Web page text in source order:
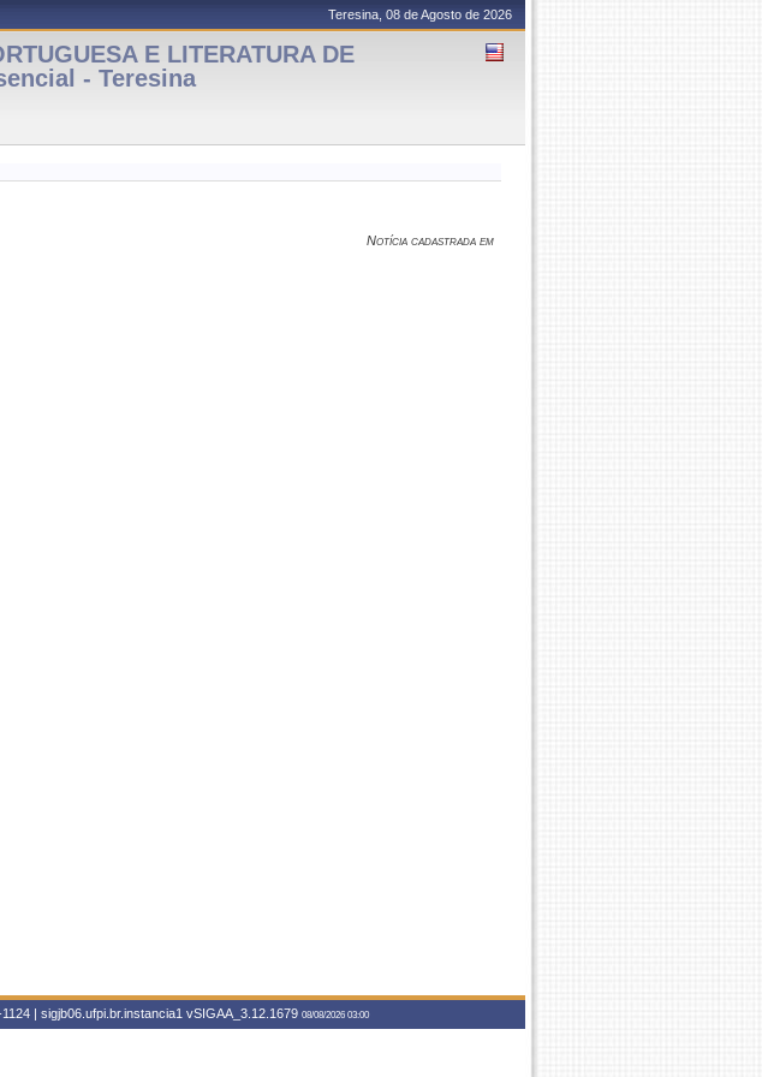
Teresina, 08 de Agosto de 2026
E LITERATURA DE
- Teresina
Notícia cadastrada em
| sigjb06.ufpi.br.instancia1 vSIGAA_3.12.1679 08/08/2026 03:00